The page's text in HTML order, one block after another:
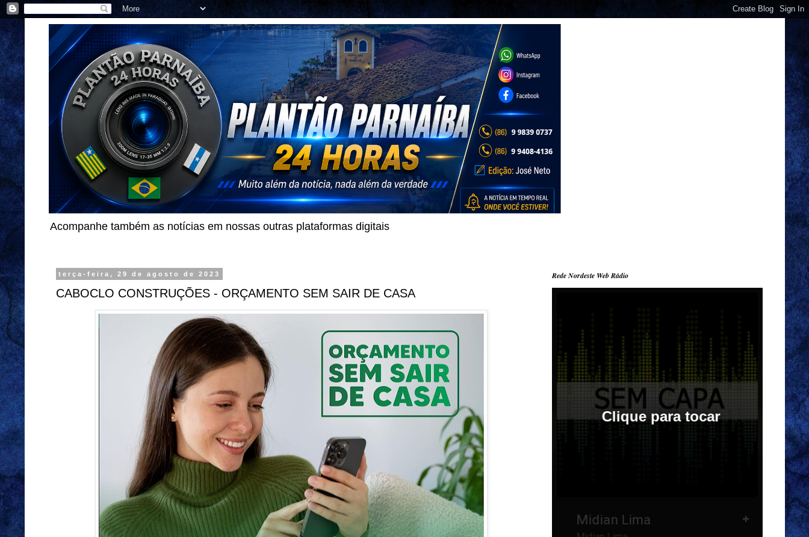
Acompanhe também as notícias em nossas outras plataformas digitais
terça-feira, 29 de agosto de 2023
CABOCLO CONSTRUÇÕES - ORÇAMENTO SEM SAIR DE CASA
Rede Nordeste Web Rádio